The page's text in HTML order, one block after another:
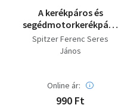
A kerékpáros és
segédmotorkerékpáros
közlekedés szabályai
Spitzer Ferenc Seres
János
Online ár:
990 Ft